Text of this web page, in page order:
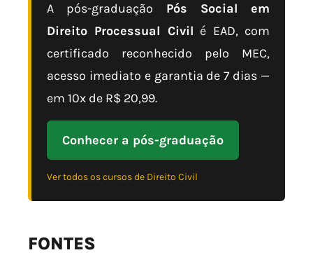
A pós-graduação Pós Social em
Direito Processual Civil é EAD, com
certificado reconhecido pelo MEC,
acesso imediato e garantia de 7 dias —
em 10x de R$ 20,99.
Conhecer a pós-graduação
Ver todos os cursos de Direito Civil
FONTES